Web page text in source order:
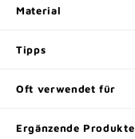
Material
Tipps
Oft verwendet für
Ergänzende Produkte